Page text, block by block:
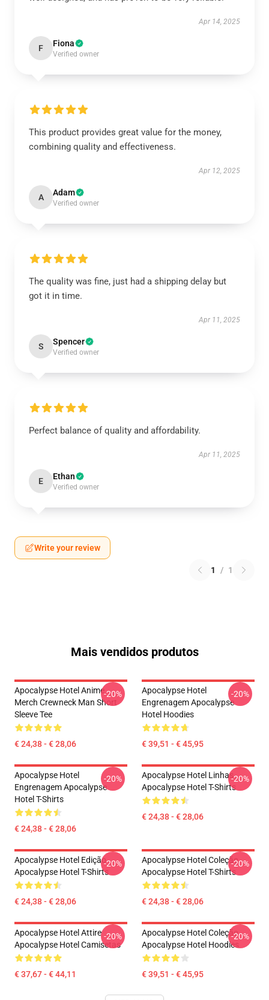
Apr 14, 2025
F Fiona
Verified owner
This product provides great value for the money,
combining quality and effectiveness.
Apr 12, 2025
A Adam
Verified owner
The quality was fine, just had a shipping delay but
got it in time.
Apr 11, 2025
S Spencer
Verified owner
Perfect balance of quality and affordability.
Apr 11, 2025
E Ethan
Verified owner
Write your review
1 / 1
Mais vendidos produtos
Apocalypse Hotel Anime
Merch Crewneck Man Short
Sleeve Tee
€ 24,38 - € 28,06
-20%
Apocalypse Hotel
Engrenagem Apocalypse
Hotel Hoodies
€ 39,51 - € 45,95
-20%
Apocalypse Hotel
Engrenagem Apocalypse
Hotel T-Shirts
€ 24,38 - € 28,06
-20%
Apocalypse Hotel Linhas
Apocalypse Hotel T-Shirts
€ 24,38 - € 28,06
-20%
Apocalypse Hotel Edição
Apocalypse Hotel T-Shirts
€ 24,38 - € 28,06
-20%
Apocalypse Hotel Coleção
Apocalypse Hotel T-Shirts
€ 24,38 - € 28,06
-20%
Apocalypse Hotel Attire
Apocalypse Hotel Camisetas
€ 37,67 - € 44,11
-20%
Apocalypse Hotel Coleção
Apocalypse Hotel Hoodies
€ 39,51 - € 45,95
-20%